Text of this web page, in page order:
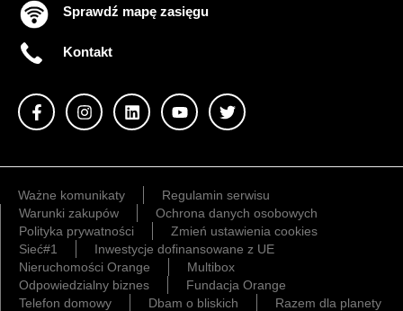
Sprawdź mapę zasięgu
Kontakt
Ważne komunikaty
Regulamin serwisu
Warunki zakupów
Ochrona danych osobowych
Polityka prywatności
Zmień ustawienia cookies
Sieć#1
Inwestycje dofinansowane z UE
Nieruchomości Orange
Multibox
Odpowiedzialny biznes
Fundacja Orange
Telefon domowy
Dbam o bliskich Razem dla planety